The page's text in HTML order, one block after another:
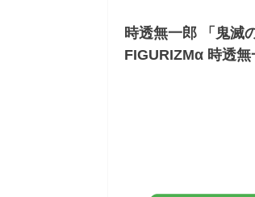
時透無一郎 「鬼滅
FIGURIZMα 時透無